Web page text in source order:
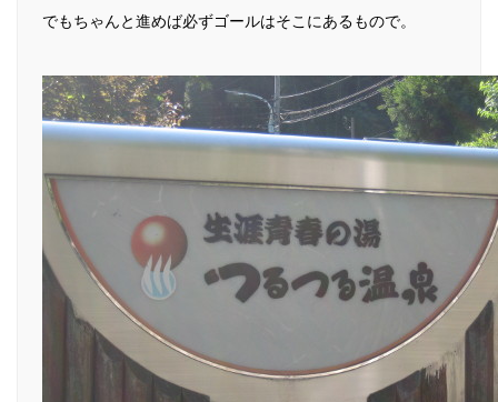
でもちゃんと進めば必ずゴールはそこにあるもので。